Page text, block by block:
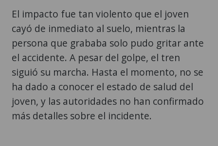
El impacto fue tan violento que el joven
cayó de inmediato al suelo, mientras la
persona que grababa solo pudo gritar ante
el accidente. A pesar del golpe, el tren
siguió su marcha. Hasta el momento, no se
ha dado a conocer el estado de salud del
joven, y las autoridades no han confirmado
más detalles sobre el incidente.